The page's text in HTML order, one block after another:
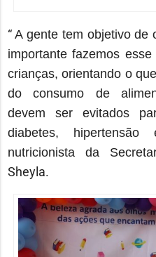
“A gente tem objetivo de
importante fazemos
crianças, orientando o
do consumo de
devem ser evitados
diabetes,
nutricionista da
Sheyla.